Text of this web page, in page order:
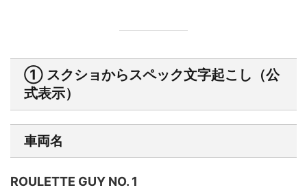
① スクショからスペック文字起こし（公
式表示）
車両名
ROULETTE GUY NO. 1